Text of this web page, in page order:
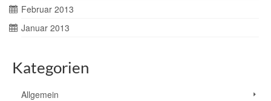
Februar 2013
Januar 2013
Kategorien
Allgemein